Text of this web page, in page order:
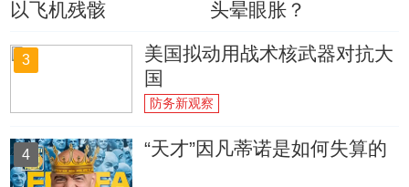
以飞机残骸
头晕眼胀？
3
美国拟动用战术核武器对抗大
国
防务新观察
4 “天才”因凡蒂诺是如何失算的